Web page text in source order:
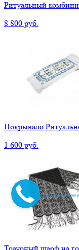
Ритуальный
8 800 руб.
Покрывало
1 600 руб.